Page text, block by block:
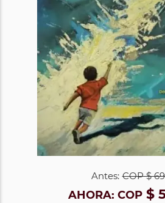
Antes: COP$
AHORA: COP $